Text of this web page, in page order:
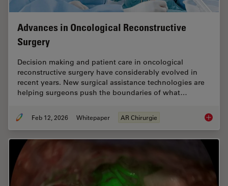
Advances in Oncological Reconstructive
Surgery
Decision making and patient care in oncological
reconstructive surgery have considerably evolved in
recent years. New surgical assistance technologies are
helping surgeons push the boundaries of what…
Feb 12, 2026 Whitepaper AR Chirurgie